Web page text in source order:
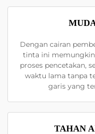
Dengan cairan
tinta ini
proses pencetakan,
waktu lama tanpa
garis yang
TAHAN